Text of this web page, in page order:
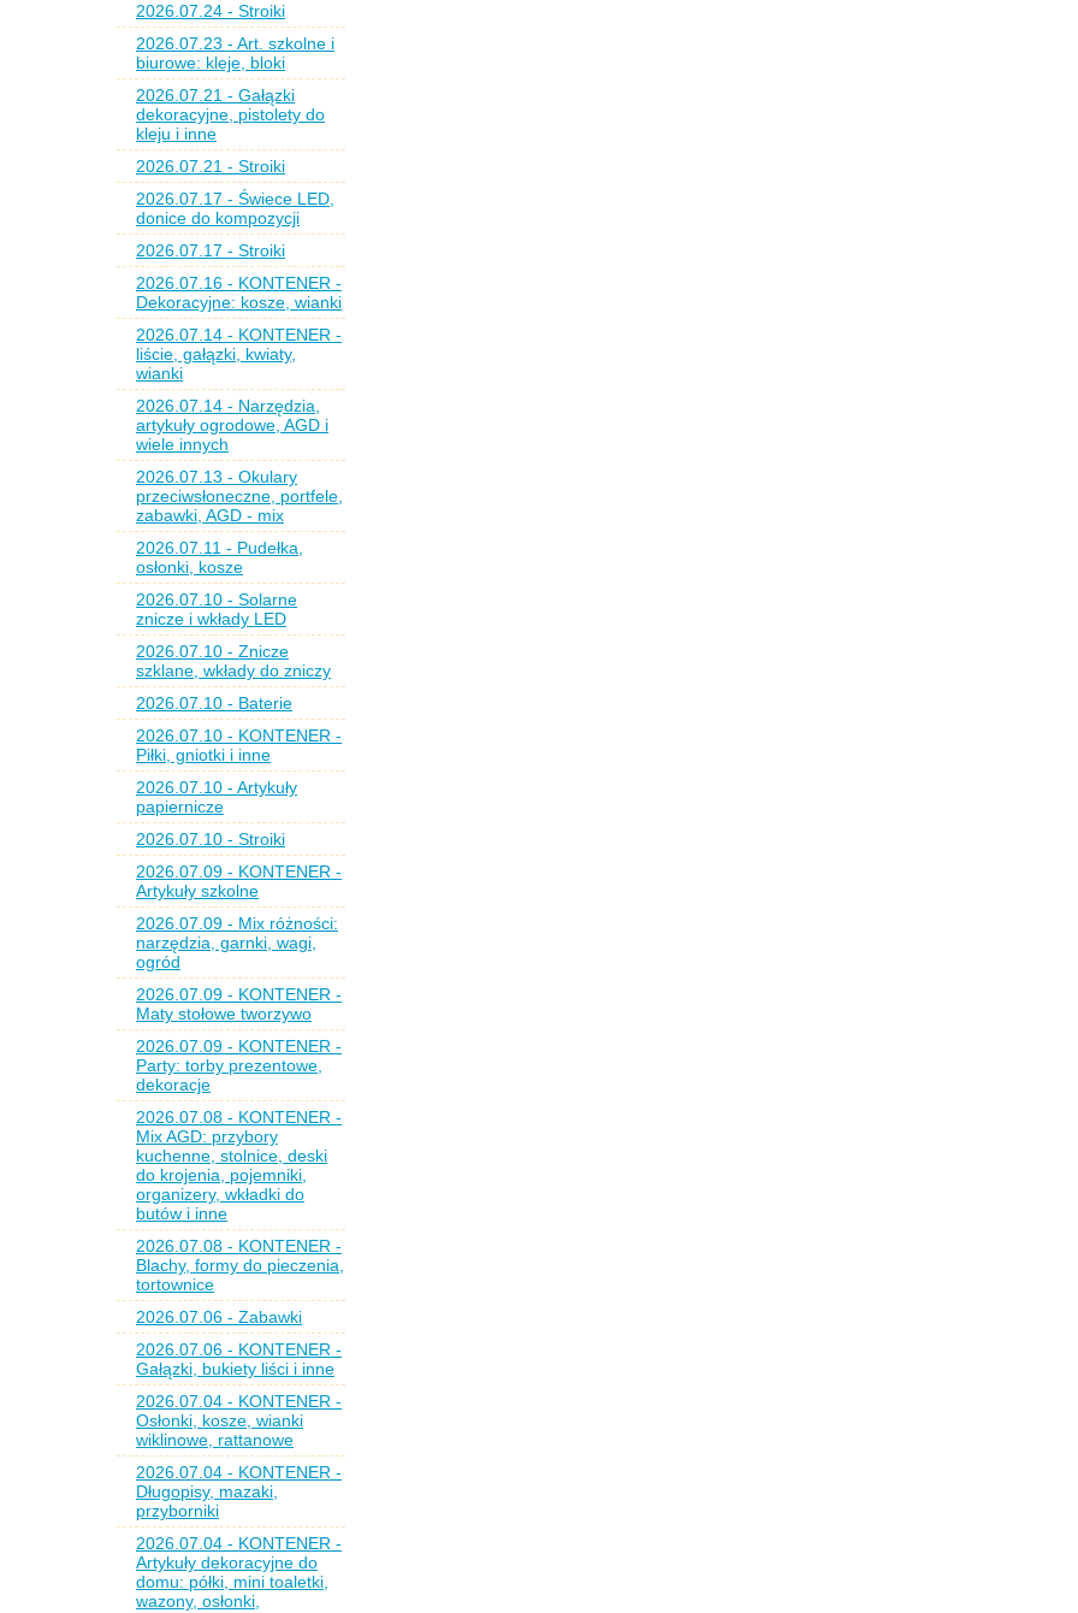
2026.07.24 - Stroiki
2026.07.23 - Art. szkolne i
biurowe: kleje, bloki
2026.07.21 - Gałązki
dekoracyjne, pistolety do
kleju i inne
2026.07.21 - Stroiki
2026.07.17 - Świece LED,
donice do kompozycji
2026.07.17 - Stroiki
2026.07.16 - KONTENER -
Dekoracyjne: kosze, wianki
2026.07.14 - KONTENER -
liście, gałązki, kwiaty,
wianki
2026.07.14 - Narzędzia,
artykuły ogrodowe, AGD i
wiele innych
2026.07.13 - Okulary
przeciwsłoneczne, portfele,
zabawki, AGD - mix
2026.07.11 - Pudełka,
osłonki, kosze
2026.07.10 - Solarne
znicze i wkłady LED
2026.07.10 - Znicze
szklane, wkłady do zniczy
2026.07.10 - Baterie
2026.07.10 - KONTENER -
Piłki, gniotki i inne
2026.07.10 - Artykuły
papiernicze
2026.07.10 - Stroiki
2026.07.09 - KONTENER -
Artykuły szkolne
2026.07.09 - Mix różności:
narzędzia, garnki, wagi,
ogród
2026.07.09 - KONTENER -
Maty stołowe tworzywo
2026.07.09 - KONTENER -
Party: torby prezentowe,
dekoracje
2026.07.08 - KONTENER -
Mix AGD: przybory
kuchenne, stolnice, deski
do krojenia, pojemniki,
organizery, wkładki do
butów i inne
2026.07.08 - KONTENER -
Blachy, formy do pieczenia,
tortownice
2026.07.06 - Zabawki
2026.07.06 - KONTENER -
Gałązki, bukiety liści i inne
2026.07.04 - KONTENER -
Osłonki, kosze, wianki
wiklinowe, rattanowe
2026.07.04 - KONTENER -
Długopisy, mazaki,
przyborniki
2026.07.04 - KONTENER -
Artykuły dekoracyjne do
domu: półki, mini toaletki,
wazony, osłonki,